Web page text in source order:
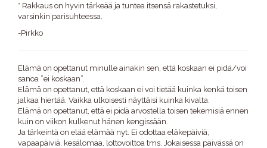
* Rakkaus on hyvin tärkeää ja tuntea itsensä rakastetuksi,
varsinkin parisuhteessa.
-Pirkko
Elämä on opettanut minulle ainakin sen, että koskaan ei pidä/voi
sanoa ”ei koskaan”.
Elämä on opettanut, että koskaan ei voi tietää kuinka kenkä toisen
jalkaa hiertää. Vaikka ulkoisesti näyttäisi kuinka kivalta.
Elämä on opettanut, että ei pidä arvostella toisen tekemisiä ennen
kuin on viikon kulkenut hänen kengissään.
Ja tärkeintä on elää elämää nyt. Ei odottaa eläkepäiviä,
vapaapäiviä, kesälomaa, lottovoittoa tms. Jokaisessa päivässä on